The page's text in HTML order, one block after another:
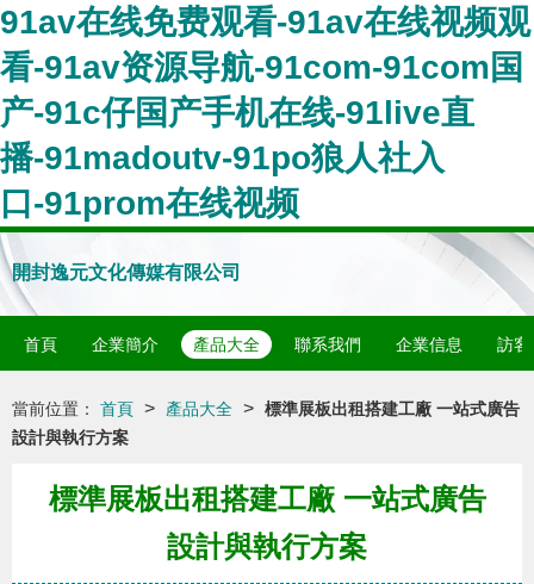
91av在线免费观看-91av在线视频观
看-91av资源导航-91com-91com国
产-91c仔国产手机在线-91live直
播-91madoutv-91po狼人社入
口-91prom在线视频
開封逸元文化傳媒有限公司
首頁 企業簡介 產品大全 聯系我們 企業信息 訪客
當前位置： 首頁 > 產品大全 > 標準展板出租搭建工廠 一站式廣告
設計與執行方案
標準展板出租搭建工廠 一站式廣告
設計與執行方案